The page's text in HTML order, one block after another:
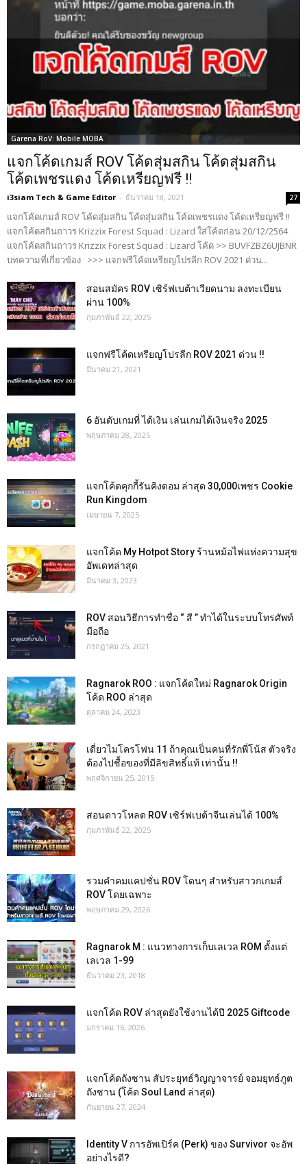
Garena RoV: Mobile MOBA
แจกโค้ดเกมส์ ROV โค้ดสุ่มสกิน โค้ดสุ่มสกิน
โค้ดเพชรแดง โค้ดเหรียญฟรี !!
i3siam Tech & Game Editor - ธันวาคม 18, 2021 27
แจกโค้ดเกมส์ ROV โค้ดสุ่มสกิน โค้ดสุ่มสกิน โค้ดเพชรแดง โค้ดเหรียญฟรี !!
แจกโค้ดสกินถาวร Krizzix Forest Squad : Lizard ใส่โค้ดก่อน 20/12/2564
แจกโค้ดสกินถาวร Krizzix Forest Squad : Lizard โค้ด >> BUVFZBZ6UJBNR
บทความที่เกี่ยวข้อง >>> แจกฟรีโค้ดเหรียญโปรลีก ROV 2021 ด่วน...
สอนสมัคร ROV เซิร์ฟเบต้าเวียดนาม ลงทะเบียน
ผ่าน 100%
กุมภาพันธ์ 22, 2025
แจกฟรีโค้ดเหรียญโปรลีก ROV 2021 ด่วน !!
มีนาคม 21, 2021
6 อันดับเกมที่ ได้เงิน เล่นเกมได้เงินจริง 2025
พฤษภาคม 28, 2025
แจกโค้ดคุกกี้รันคิงดอม ล่าสุด 30,000เพชร Cookie
Run Kingdom
เมษายน 7, 2025
แจกโค้ด My Hotpot Story ร้านหม้อไฟแห่งความสุข
อัพเดทล่าสุด
มีนาคม 3, 2023
ROV สอนวิธีการทำชื่อ “ สี ” ทำได้ในระบบโทรศัพท์
มือถือ
กรกฎาคม 25, 2021
Ragnarok ROO : แจกโค้ดใหม่ Ragnarok Origin
โค้ด ROO ล่าสุด
ตุลาคม 24, 2023
เดี่ยวไมโครโฟน 11 ถ้าคุณเป็นคนที่รักพี่โน้ส ตัวจริง
ต้องไปชื้อของที่มีลิขสิทธิ์แท้ เท่านั้น !!
พฤศจิกายน 25, 2015
สอนดาวโหลด ROV เซิร์ฟเบต้าจีนเล่นได้ 100%
กุมภาพันธ์ 22, 2025
รวมคำคมแคปชั่น ROV โดนๆ สำหรับสาวกเกมส์
ROV โดยเฉพาะ
พฤษภาคม 29, 2026
Ragnarok M : แนวทางการเก็บเลเวล ROM ตั้งแต่
เลเวล 1-99
ธันวาคม 23, 2018
แจกโค้ด ROV ล่าสุดยังใช้งานได้ปี 2025 Giftcode
มกราคม 16, 2026
แจกโค้ดถังซาน สัประยุทธ์วิญญาจารย์ จอมยุทธ์ภูต
ถังซาน (โค้ด Soul Land ล่าสุด)
กันยายน 27, 2024
Identity V การอัพเปิร์ค (Perk) ของ Survivor จะอัพ
อย่างไรดี?